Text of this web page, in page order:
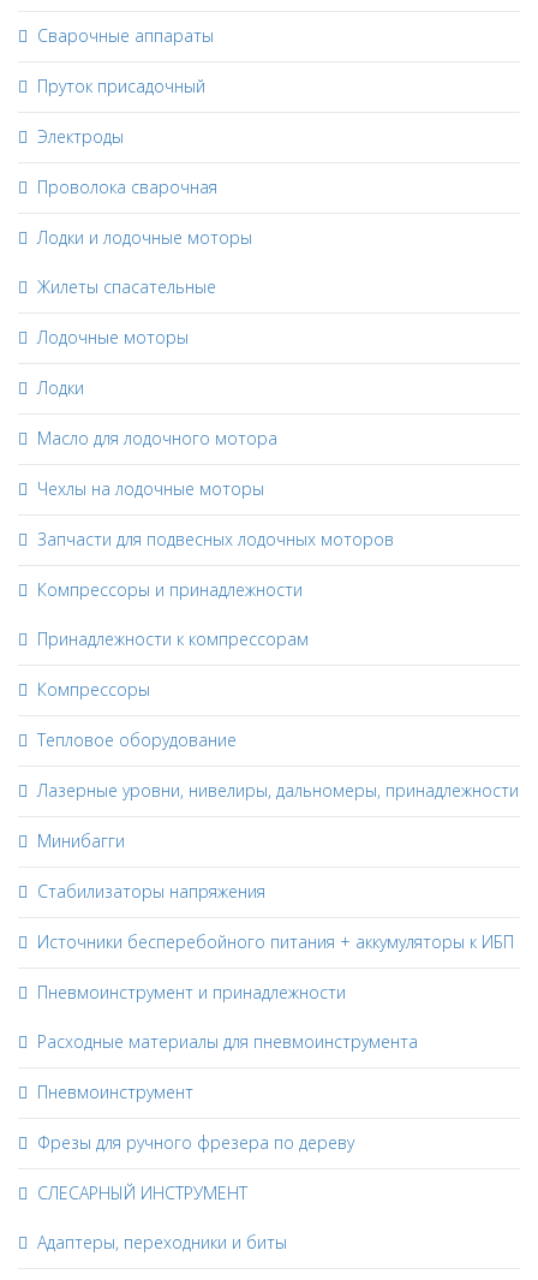
Сварочные аппараты
Пруток присадочный
Электроды
Проволока сварочная
Лодки и лодочные моторы
Жилеты спасательные
Лодочные моторы
Лодки
Масло для лодочного мотора
Чехлы на лодочные моторы
Запчасти для подвесных лодочных моторов
Компрессоры и принадлежности
Принадлежности к компрессорам
Компрессоры
Тепловое оборудование
Лазерные уровни, нивелиры, дальномеры, принадлежности
Минибагги
Стабилизаторы напряжения
Источники бесперебойного питания + аккумуляторы к ИБП
Пневмоинструмент и принадлежности
Расходные материалы для пневмоинструмента
Пневмоинструмент
Фрезы для ручного фрезера по дереву
СЛЕСАРНЫЙ ИНСТРУМЕНТ
Адаптеры, переходники и биты